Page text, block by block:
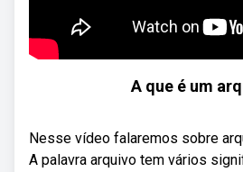
A que é um
Nesse vídeo falaremos sobre
A palavra arquivo tem vários